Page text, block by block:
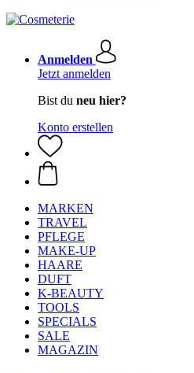
Anmelden
Jetzt anmelden
Bist du neu hier?
Konto erstellen
MARKEN
TRAVEL
PFLEGE
MAKE-UP
HAARE
DUFT
K-BEAUTY
TOOLS
SPECIALS
SALE
MAGAZIN